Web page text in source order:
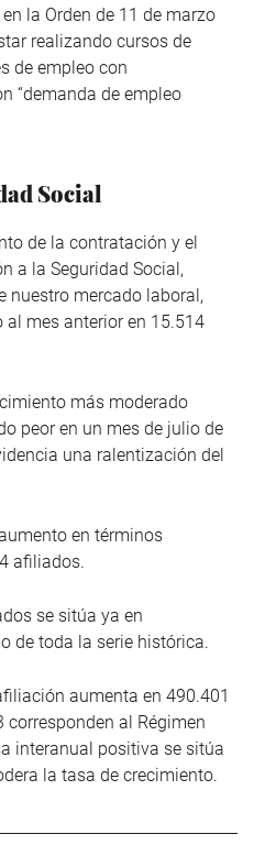
la Orden de 11 de marzo
realizando cursos de
de empleo con
“demanda de empleo
Social
de la contratación y el
a la Seguridad Social,
nuestro mercado laboral,
al mes anterior en 15.514
más moderado
peor en un mes de julio de
una ralentización del
en términos
afiliados.
se sitúa ya en
de toda la serie histórica.
aumenta en 490.401
corresponden al Régimen
interanual positiva se sitúa
la tasa de crecimiento.